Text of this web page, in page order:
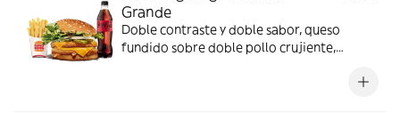
Grande
Doble contraste y doble sabor, queso
fundido sobre doble pollo crujiente,
exquisita salsa Big King entre dos panes de